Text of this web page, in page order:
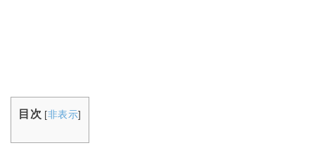
目次 [非表示]